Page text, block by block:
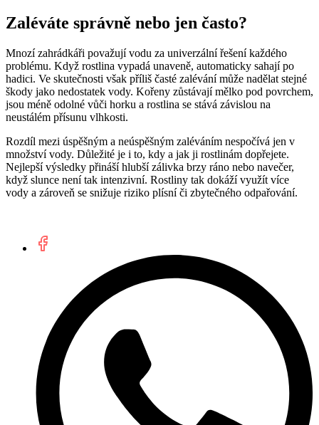
Zaléváte správně nebo jen často?
Mnozí zahrádkáři považují vodu za univerzální řešení každého
problému. Když rostlina vypadá unaveně, automaticky sahají po
hadici. Ve skutečnosti však příliš časté zalévání může nadělat stejné
škody jako nedostatek vody. Kořeny zůstávají mělko pod povrchem,
jsou méně odolné vůči horku a rostlina se stává závislou na
neustálém přísunu vlhkosti.
Rozdíl mezi úspěšným a neúspěšným zaléváním nespočívá jen v
množství vody. Důležité je i to, kdy a jak ji rostlinám dopřejete.
Nejlepší výsledky přináší hlubší zálivka brzy ráno nebo navečer,
když slunce není tak intenzivní. Rostliny tak dokáží využít více
vody a zároveň se snižuje riziko plísní či zbytečného odpařování.